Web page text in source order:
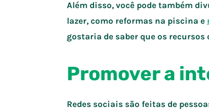
Além disso, você pode também
lazer, como reformas na piscina e
gostaria de saber que os
Promover a
Redes sociais são feitas de